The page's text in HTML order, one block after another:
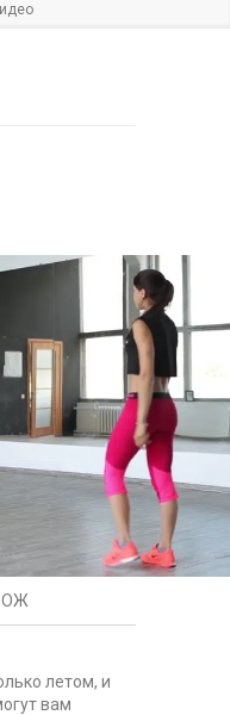
летом, и
вам